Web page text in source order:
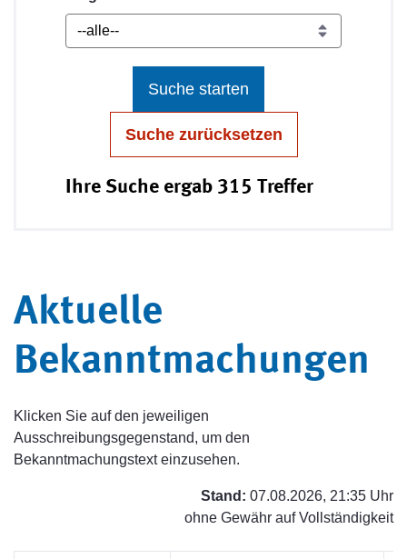
Suche starten
Suche zurücksetzen
Ihre Suche ergab 315 Treffer
Aktuelle
Bekanntmachungen
Klicken Sie auf den jeweiligen
Ausschreibungsgegenstand, um den
Bekanntmachungstext einzusehen.
Stand: 07.08.2026, 21:35 Uhr
ohne Gewähr auf Vollständigkeit